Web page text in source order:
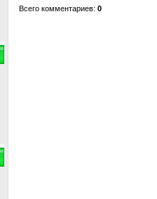
Всего комментариев: 0